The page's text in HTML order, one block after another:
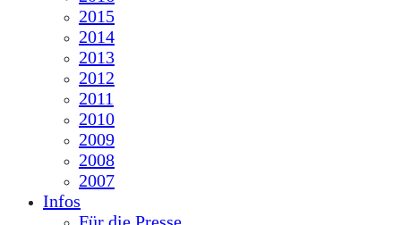
2015
2014
2013
2012
2011
2010
2009
2008
2007
Infos